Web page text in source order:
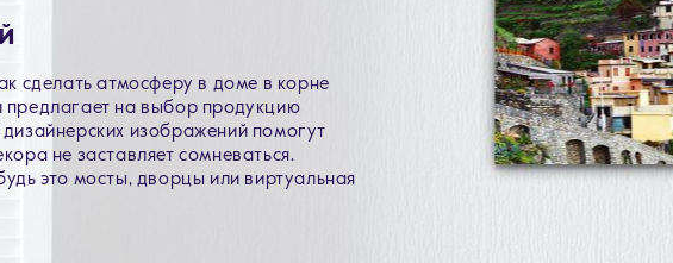
сделать атмосферу в доме в корне
предлагает на выбор продукцию
изображений помогут
не заставляет сомневаться.
это мосты, дворцы или виртуальная